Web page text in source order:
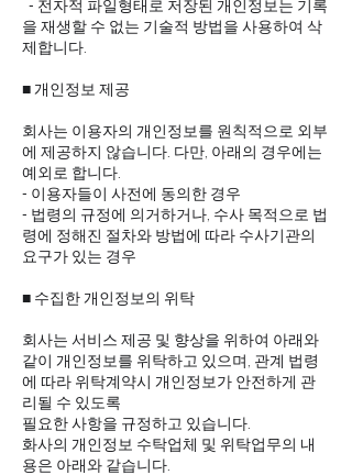
- 전자적 파일형태로 저장된 개인정보는 기록
을 재생할 수 없는 기술적 방법을 사용하여 삭
제합니다.
■ 개인정보 제공
회사는 이용자의 개인정보를 원칙적으로 외부
에 제공하지 않습니다. 다만, 아래의 경우에는
예외로 합니다.
- 이용자들이 사전에 동의한 경우
- 법령의 규정에 의거하거나, 수사 목적으로 법
령에 정해진 절차와 방법에 따라 수사기관의
요구가 있는 경우
■ 수집한 개인정보의 위탁
회사는 서비스 제공 및 향상을 위하여 아래와
같이 개인정보를 위탁하고 있으며, 관계 법령
에 따라 위탁계약시 개인정보가 안전하게 관
리될 수 있도록
필요한 사항을 규정하고 있습니다.
화사의 개인정보 수탁업체 및 위탁업무의 내
용은 아래와 같습니다.